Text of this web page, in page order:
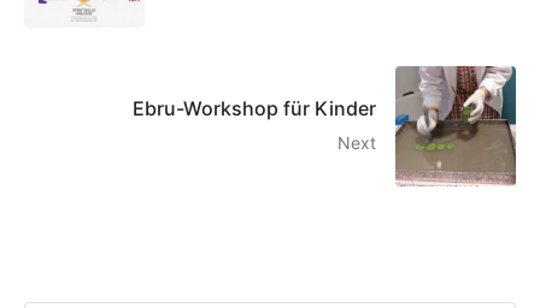
Ebru-Workshop für Kinder
Next